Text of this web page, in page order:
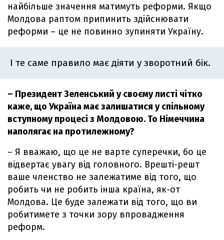
найбільше значення матимуть реформи. Якщо
Молдова раптом припинить здійснювати
реформи – це не повинно зупиняти Україну.
І те саме правило має діяти у зворотний бік.
– Президент Зеленський у своєму листі чітко
каже, що Україна має залишатися у спільному
вступному процесі з Молдовою. То Німеччина
наполягає на протилежному?
– Я вважаю, що це не варте суперечки, бо це
відвертає увагу від головного. Врешті-решт
ваше членство не залежатиме від того, що
робить чи не робить інша країна, як-от
Молдова. Це буде залежати від того, що ви
робитимете з точки зору впровадження
реформ.